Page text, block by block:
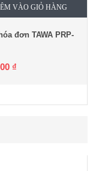
VÀO GIỎ HÀNG
đơn TAWA PRP-
₫